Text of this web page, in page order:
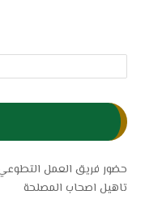
حضور فريق العمل
تاهيل اصحاب المصلحة